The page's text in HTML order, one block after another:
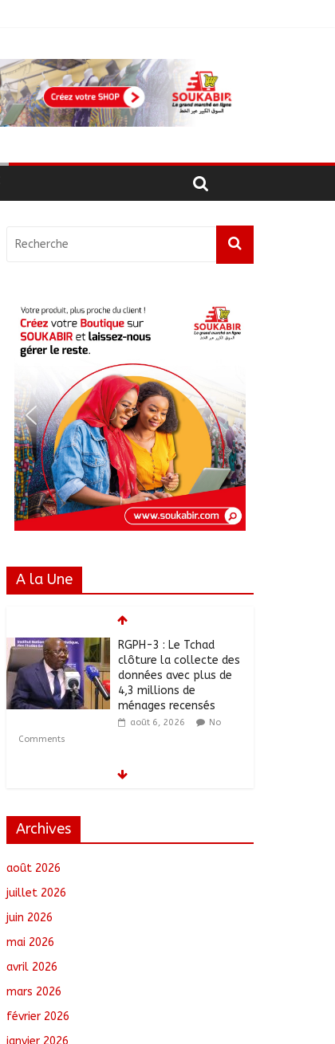
A la Une
RGPH-3 : Le Tchad
clôture la collecte des
données avec plus de
4,3 millions de
ménages recensés
août 6, 2026
No
Comments
Tchad–Égypte : La
Comments
Archives
août 2026
juillet 2026
juin 2026
mai 2026
avril 2026
mars 2026
février 2026
janvier 2026